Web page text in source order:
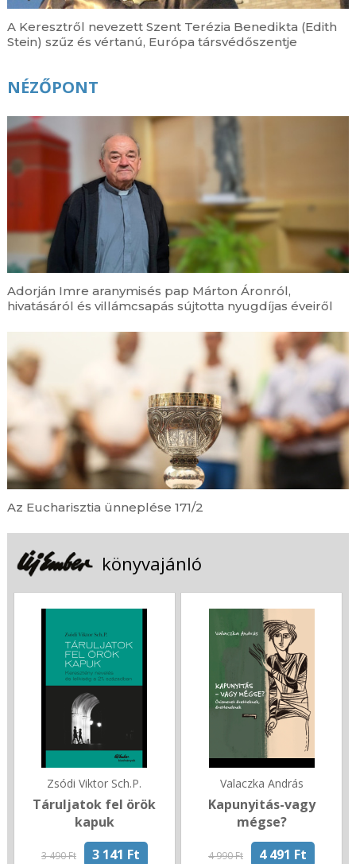
A Keresztről nevezett Szent Terézia Benedikta (Edith
Stein) szűz és vértanú, Európa társvédőszentje
NÉZŐPONT
Adorján Imre aranymisés pap Márton Áronról,
hivatásáról és villámcsapás sújtotta nyugdíjas éveiről
Az Eucharisztia ünneplése 171/2
könyvajánló
Zsódi Viktor Sch.P.
Táruljatok fel örök
kapuk
3 490 Ft 3 141 Ft
Valaczka András
Kapunyitás-vagy
mégse?
4 990 Ft 4 491 Ft